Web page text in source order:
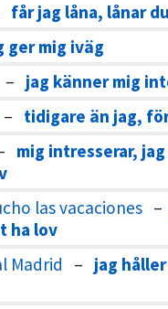
får jag låna, lånar
ger mig iväg
– jag känner mig
– tidigare än jag,
mig intresserar,
las vacaciones –
ha lov
Madrid
– jag